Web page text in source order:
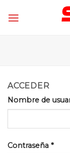
ACCEDER
Nombre de
Contraseña *